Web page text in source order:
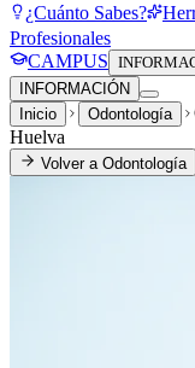
¿Cuánto Sabes?
Profesionales
CAMPUS
INFORMACIÓN
Inicio
Odontología
Huelva
Volver a Odontología